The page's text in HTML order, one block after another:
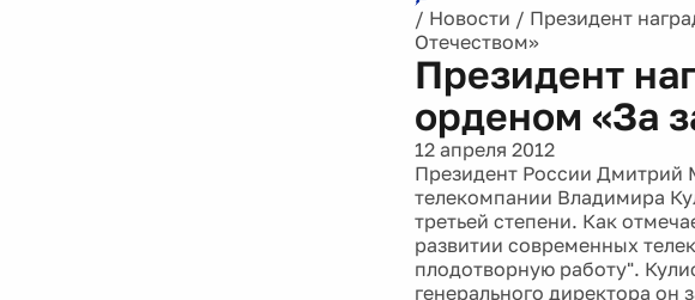
/ Новости / Президент
Отечеством»
Президент
орденом «За
12 апреля 2012
Президент России Дмитрий
телекомпании Владимира
третьей степени. Как
развитии современных
плодотворную работу".
генерального директора он